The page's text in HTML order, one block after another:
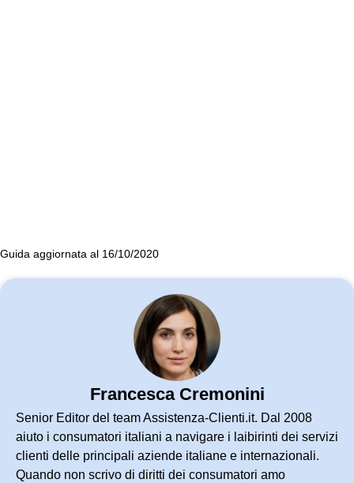
Guida aggiornata al 16/10/2020
Francesca Cremonini
Senior Editor del team Assistenza-Clienti.it. Dal 2008
aiuto i consumatori italiani a navigare i laibirinti dei servizi
clienti delle principali aziende italiane e internazionali.
Quando non scrivo di diritti dei consumatori amo